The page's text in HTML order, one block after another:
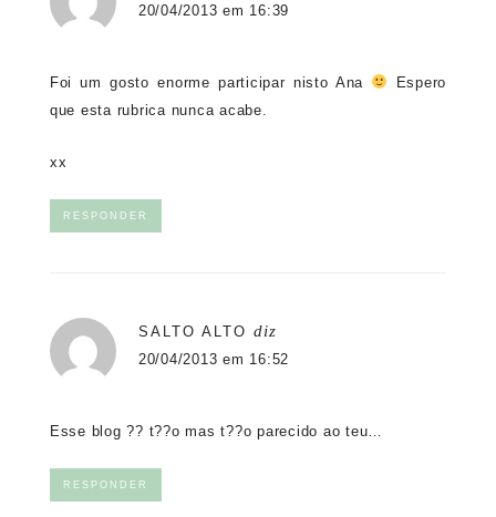
20/04/2013 em 16:39
Foi um gosto enorme participar nisto Ana
Espero
que esta rubrica nunca acabe.
xx
RESPONDER
SALTO ALTO diz
20/04/2013 em 16:52
Esse blog ?? t??o mas t??o parecido ao teu…
RESPONDER